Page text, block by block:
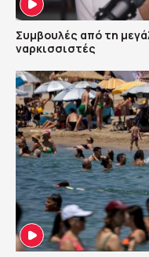
Συμβουλές από τη
ναρκισσιστές